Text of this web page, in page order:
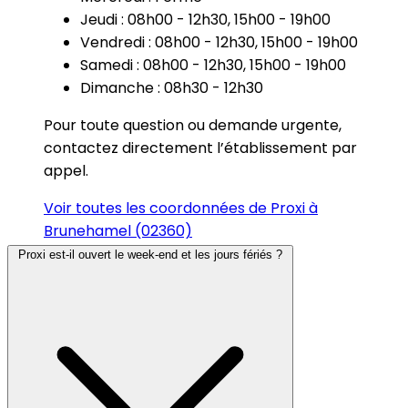
Jeudi : 08h00 - 12h30, 15h00 - 19h00
Vendredi : 08h00 - 12h30, 15h00 - 19h00
Samedi : 08h00 - 12h30, 15h00 - 19h00
Dimanche : 08h30 - 12h30
Pour toute question ou demande urgente,
contactez directement l’établissement par
appel.
Voir toutes les coordonnées de Proxi à
Brunehamel (02360)
Proxi est-il ouvert le week-end et les jours fériés ?